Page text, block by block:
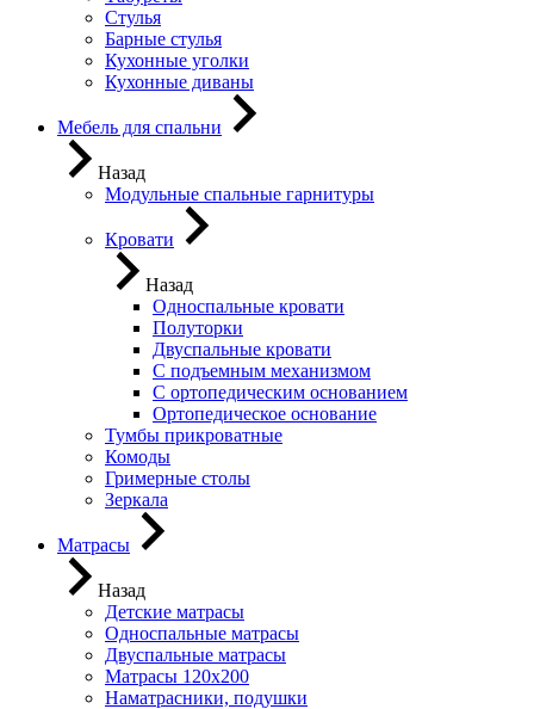
Стулья
Барные стулья
Кухонные уголки
Кухонные диваны
Мебель для спальни
Назад
Модульные спальные гарнитуры
Кровати
Назад
Односпальные кровати
Полуторки
Двуспальные кровати
С подъемным механизмом
С ортопедическим основанием
Ортопедическое основание
Тумбы прикроватные
Комоды
Гримерные столы
Зеркала
Матрасы
Назад
Детские матрасы
Односпальные матрасы
Двуспальные матрасы
Матрасы 120х200
Наматрасники, подушки